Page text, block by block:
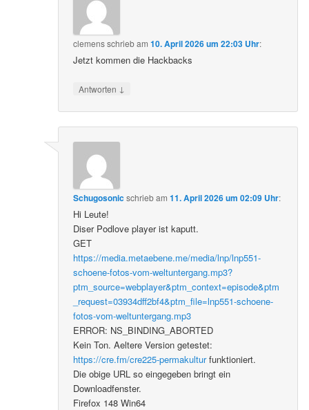
clemensschriebam10. April 2026 um 22:03 Uhr:
Jetzt kommen die Hackbacks
Antworten ↓
Schugosonicschriebam11. April 2026 um 02:09 Uhr:
Hi Leute!
Diser Podlove player ist kaputt.
GET
https://media.metaebene.me/media/lnp/lnp551-
schoene-fotos-vom-weltuntergang.mp3?
ptm_source=webplayer&ptm_context=episode&ptm
_request=03934dff2bf4&ptm_file=lnp551-schoene-
fotos-vom-weltuntergang.mp3
ERROR: NS_BINDING_ABORTED
Kein Ton. Aeltere Version getestet:
https://cre.fm/cre225-permakulturfunktioniert.
Die obige URL so eingegeben bringt ein
Downloadfenster.
Firefox 148 Win64